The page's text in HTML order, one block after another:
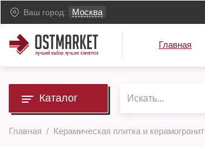
Ваш город: Москва
Главная
Каталог
Главная Керамическая плитка и керамогранит